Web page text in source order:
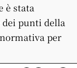
è stata
punti della
per